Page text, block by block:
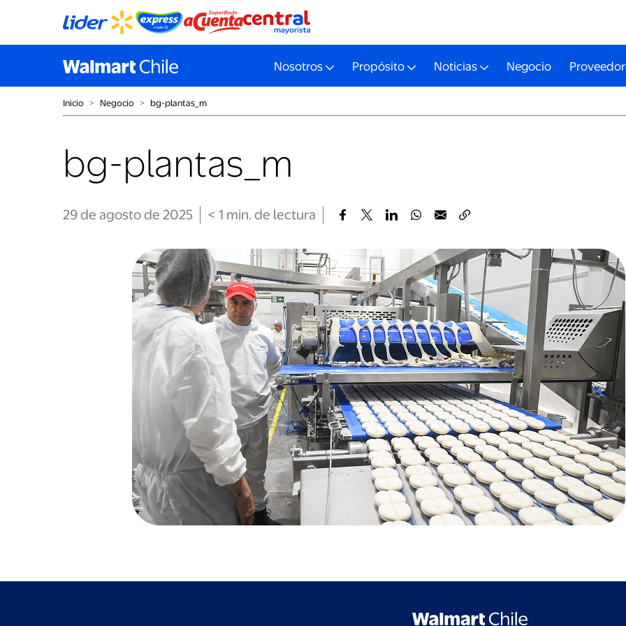
Nosotros Propósito Noticias Negocio
Inicio ˃ Negocio ˃ bg-plantas_m
bg-plantas_m
29 de agosto de 2025 < 1 min. de lectura